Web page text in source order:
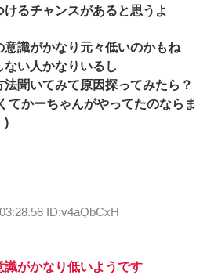
るチャンスがあると思うよ
意識がかなり元々低いのかもね
い人かなりいるし
聞いてみて原因探ってみたら？
てかーちゃんがやってたのならま
)
ID:v4aQbCxH
がかなり低いようです